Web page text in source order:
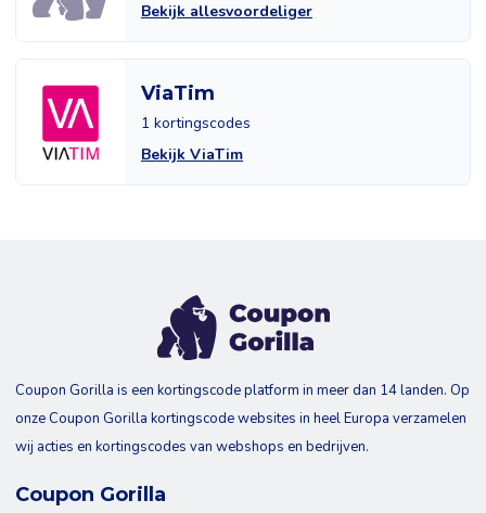
Bekijk allesvoordeliger
ViaTim
1 kortingscodes
Bekijk ViaTim
Coupon Gorilla is een kortingscode platform in meer dan 14 landen. Op
onze Coupon Gorilla kortingscode websites in heel Europa verzamelen
wij acties en kortingscodes van webshops en bedrijven.
Coupon Gorilla